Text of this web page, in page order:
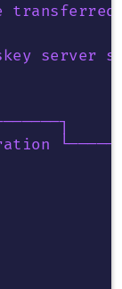
server